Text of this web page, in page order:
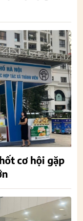
cơ hội gặp